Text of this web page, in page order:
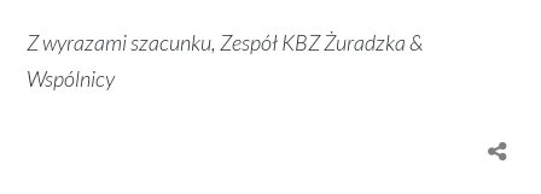
Z wyrazami szacunku, Zespół KBZ Żuradzka &
Wspólnicy